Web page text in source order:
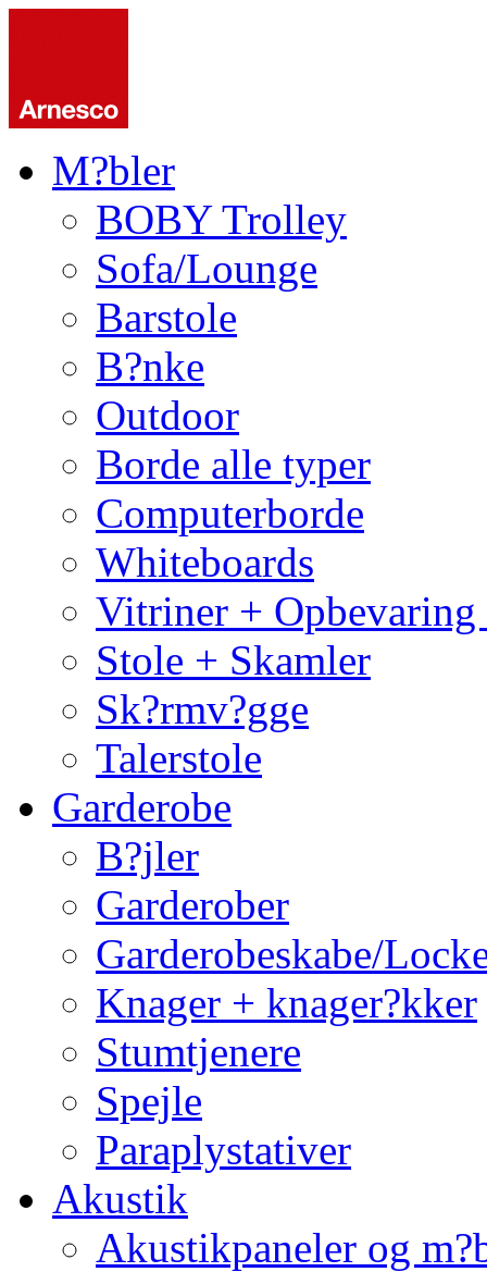
M?bler
BOBY Trolley
Sofa/Lounge
Barstole
B?nke
Outdoor
Borde alle typer
Computerborde
Whiteboards
Vitriner +
Stole + Skamler
Sk?rmv?gge
Talerstole
Garderobe
B?jler
Garderober
Garderobeskabe/
Knager + knager?kker
Stumtjenere
Spejle
Paraplystativer
Akustik
Akustikpaneler og